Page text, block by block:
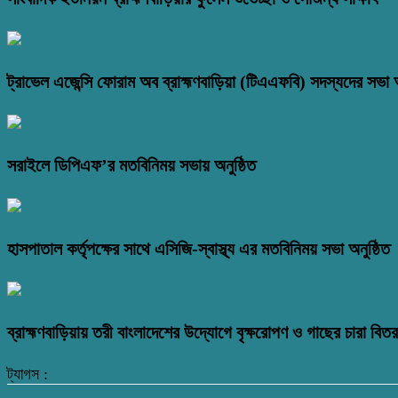
ট্রাভেল এজেন্সি ফোরাম অব ব্রাহ্মণবাড়িয়া (টিএএফবি) সদস্যদের সভা
সরাইলে ডিপিএফ’র মতবিনিময় সভায় অনুষ্ঠিত
হাসপাতাল কর্তৃপক্ষের সাথে এসিজি-স্বাস্থ্য এর মতবিনিময় সভা অনুষ্ঠিত
ব্রাহ্মণবাড়িয়ায় তরী বাংলাদেশের উদ্যোগে বৃক্ষরোপণ ও গাছের চারা
ট্যাগস :